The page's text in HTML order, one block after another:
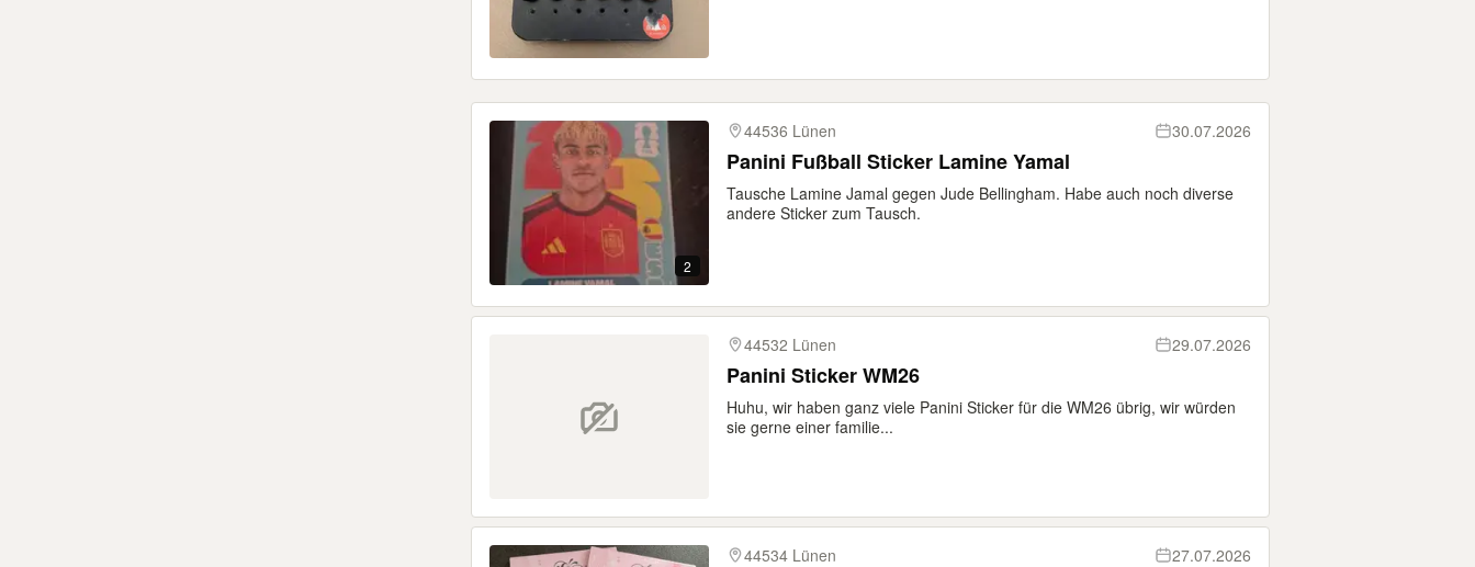
2
44536 Lünen 30.07.2026
Panini Fußball Sticker Lamine Yamal
Tausche Lamine Jamal gegen Jude Bellingham. Habe auch noch diverse
andere Sticker zum Tausch.
44532 Lünen 29.07.2026
Panini Sticker WM26
Huhu, wir haben ganz viele Panini Sticker für die WM26 übrig, wir würden
sie gerne einer familie...
44534 Lünen 27.07.2026